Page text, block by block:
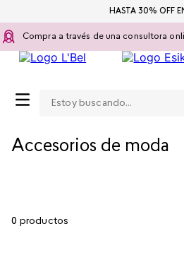
Compra a través de una consultora
HASTA 30% OFF
sets por categoria
Accesorios de moda
0 productos